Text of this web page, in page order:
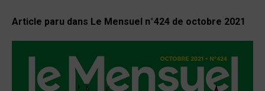
Article paru dans Le Mensuel n°424 de octobre 2021